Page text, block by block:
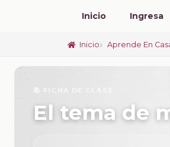
Inicio Ingresa
Inicio Aprende En
📚 FICHA DE CLASE
El tema de